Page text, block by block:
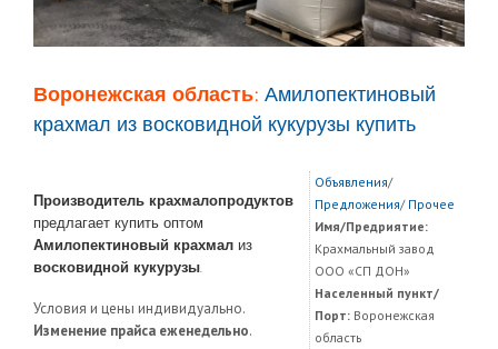
Воронежская область: Амилопектиновый
крахмал из восковидной кукурузы купить
Производитель крахмалопродуктов
предлагает купить оптом
Амилопектиновый крахмал из
восковидной кукурузы
Условия и цены индивидуально.
Изменение прайса еженедельно.
Объявления/
Предложения/ Прочее
Имя/Предриятие:
Крахмальный завод
ООО «СП ДОН»
Населенный пункт/
Порт:Воронежская
область